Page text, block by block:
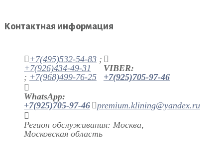
Контактная информация
+7(495)532-54-83 ;
+7(926)434-49-31
; +7(968)499-76-25
VIBER:
+7(925)705-97-46
WhatsApp:
+7(925)705-97-46
premium.klining@yandex.ru
Регион обслуживания: Москва,
Московская область